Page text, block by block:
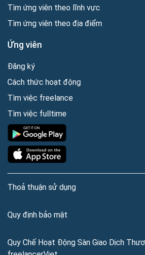
Tìm ứng viên theo lĩnh vực
Tìm ứng viên theo địa điểm
Ứng viên
Đăng ký
Cách thức hoạt động
Tìm việc freelance
Tìm việc fulltime
Thoả thuận sử dụng
Quy định bảo mật
Quy Chế Hoạt Động Sàn Giao Dịch